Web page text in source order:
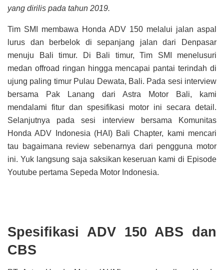
yang dirilis pada tahun 2019.
Tim SMI membawa Honda ADV 150 melalui jalan aspal
lurus dan berbelok di sepanjang jalan dari Denpasar
menuju Bali timur. Di Bali timur, Tim SMI menelusuri
medan offroad ringan hingga mencapai pantai terindah di
ujung paling timur Pulau Dewata, Bali. Pada sesi interview
bersama Pak Lanang dari Astra Motor Bali, kami
mendalami fitur dan spesifikasi motor ini secara detail.
Selanjutnya pada sesi interview bersama Komunitas
Honda ADV Indonesia (HAI) Bali Chapter, kami mencari
tau bagaimana review sebenarnya dari pengguna motor
ini. Yuk langsung saja saksikan keseruan kami di Episode
Youtube pertama Sepeda Motor Indonesia.
Spesifikasi ADV 150 ABS dan
CBS